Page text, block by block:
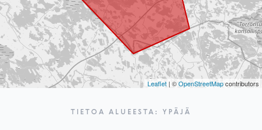
Leaflet | ©OpenStreetMapcontributors
TIETOA ALUEESTA: YPÄJÄ